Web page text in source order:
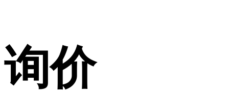
询价